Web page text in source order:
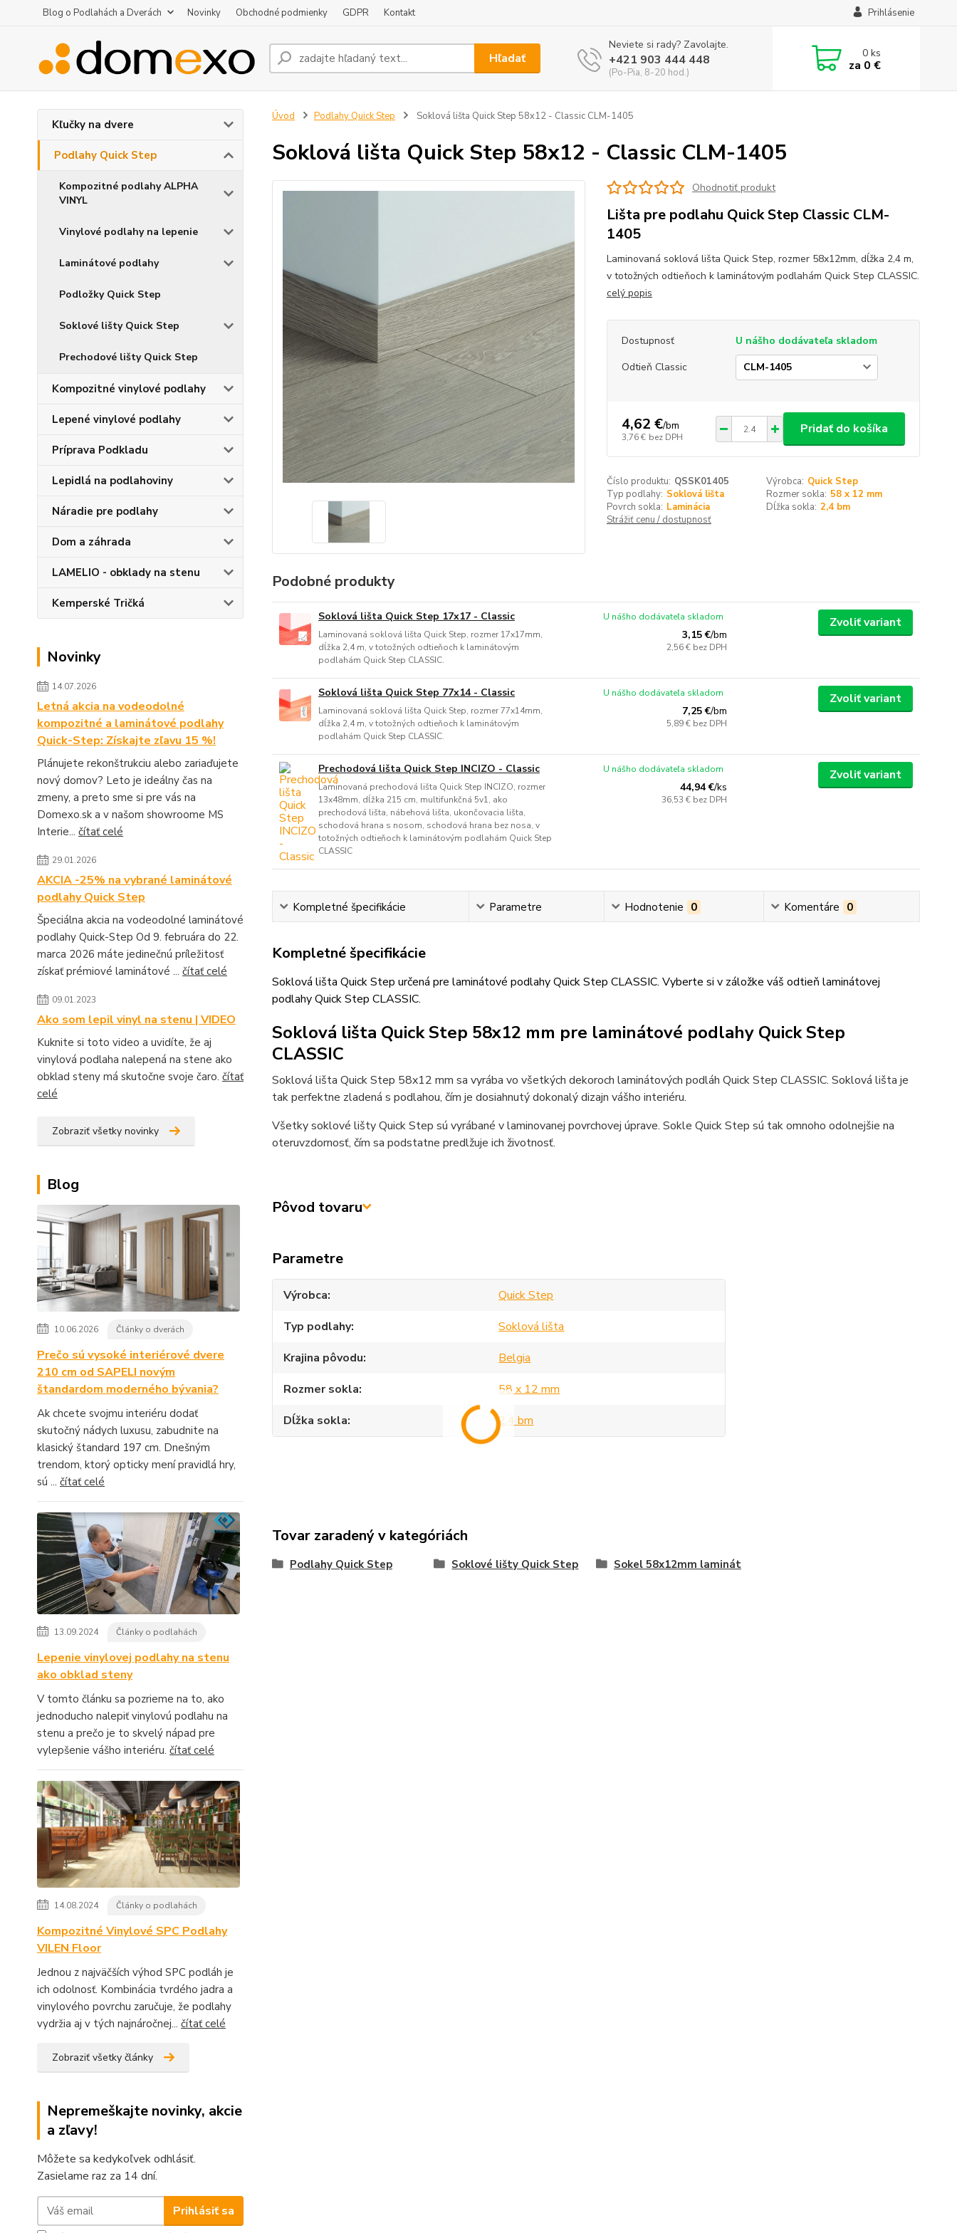
Blog o Podlahách a Dverách Novinky Obchodné podmienky GDPR Kontakt Prihlásenie
Hľadať
Neviete si rady? Zavolajte.
+421 903 444 448
(Po-Pia, 8-20 hod.)
0ks
za 0 €
Kľučky na dvere
Podlahy Quick Step
Kompozitné podlahy ALPHA
VINYL
Vinylové podlahy na lepenie
Laminátové podlahy
Podložky Quick Step
Soklové lišty Quick Step
Prechodové lišty Quick Step
Kompozitné vinylové podlahy
Lepené vinylové podlahy
Príprava Podkladu
Lepidlá na podlahoviny
Náradie pre podlahy
Dom a záhrada
LAMELIO - obklady na stenu
Kemperské Tričká
Novinky
14.07.2026
Letná akcia na vodeodolné
kompozitné a laminátové podlahy
Quick-Step: Získajte zľavu 15 %!
Plánujete rekonštrukciu alebo zariaďujete
nový domov? Leto je ideálny čas na
zmeny, a preto sme si pre vás na
Domexo.sk a v našom showroome MS
Interie... čítať celé
29.01.2026
AKCIA -25% na vybrané laminátové
podlahy Quick Step
Špeciálna akcia na vodeodolné laminátové
podlahy Quick-Step Od 9. februára do 22.
marca 2026 máte jedinečnú príležitosť
získať prémiové laminátové ... čítať celé
09.01.2023
Ako som lepil vinyl na stenu | VIDEO
Kuknite si toto video a uvidíte, že aj
vinylová podlaha nalepená na stene ako
obklad steny má skutočne svoje čaro. čítať
celé
Zobraziť všetky novinky
Blog
10.06.2026 Články o dverách
Prečo sú vysoké interiérové dvere
210 cm od SAPELI novým
štandardom moderného bývania?
Ak chcete svojmu interiéru dodať
skutočný nádych luxusu, zabudnite na
klasický štandard 197 cm. Dnešným
trendom, ktorý opticky mení pravidlá hry,
sú ... čítať celé
13.09.2024 Články o podlahách
Lepenie vinylovej podlahy na stenu
ako obklad steny
V tomto článku sa pozrieme na to, ako
jednoducho nalepiť vinylovú podlahu na
stenu a prečo je to skvelý nápad pre
vylepšenie vášho interiéru. čítať celé
14.08.2024 Články o podlahách
Kompozitné Vinylové SPC Podlahy
VILEN Floor
Jednou z najväčších výhod SPC podláh je
ich odolnosť. Kombinácia tvrdého jadra a
vinylového povrchu zaručuje, že podlahy
vydržia aj v tých najnáročnej... čítať celé
Zobraziť všetky články
Nepremeškajte novinky, akcie
a zľavy!
Môžete sa kedykoľvek odhlásiť.
Zasielame raz za 14 dní.
Prihlásiť sa
Úvod Podlahy Quick Step Soklová lišta Quick Step 58x12 - Classic CLM-1405
Soklová lišta Quick Step 58x12 - Classic CLM-1405
Ohodnotiť produkt
Lišta pre podlahu Quick Step Classic CLM-
1405
Laminovaná soklová lišta Quick Step, rozmer 58x12mm, dĺžka 2,4 m,
v totožných odtieňoch k laminátovým podlahám Quick Step CLASSIC.
celý popis
Dostupnosť
U nášho dodávateľa skladom
Odtieň Classic
4,62 €/bm
3,76 € bez DPH
Pridať do košíka
Číslo produktu: QSSK01405 Výrobca: Quick Step
Typ podlahy: Soklová lišta Rozmer sokla: 58 x 12 mm
Povrch sokla: Laminácia Dĺžka sokla: 2,4 bm
Strážiť cenu / dostupnosť
Podobné produkty
Soklová lišta Quick Step 17x17 - Classic
Laminovaná soklová lišta Quick Step, rozmer 17x17mm,
dĺžka 2,4 m, v totožných odtieňoch k laminátovým
podlahám Quick Step CLASSIC.
3,15 €/bm
2,56 € bez DPH
U nášho dodávateľa skladom Zvoliť variant
Soklová lišta Quick Step 77x14 - Classic
Laminovaná soklová lišta Quick Step, rozmer 77x14mm,
dĺžka 2,4 m, v totožných odtieňoch k laminátovým
podlahám Quick Step CLASSIC.
7,25 €/bm
5,89 € bez DPH
U nášho dodávateľa skladom Zvoliť variant
Prechodová lišta Quick Step INCIZO - Classic
Laminovaná prechodová lišta Quick Step INCIZO, rozmer
13x48mm, dĺžka 215 cm, multifunkčná 5v1, ako
prechodová lišta, nábehová lišta, ukončovacia lišta,
schodová hrana s nosom, schodová hrana bez nosa, v
totožných odtieňoch k laminátovým podlahám Quick Step
CLASSIC
44,94 €/ks
36,53 € bez DPH
U nášho dodávateľa skladom Zvoliť variant
Kompletné špecifikácie Parametre Hodnotenie 0 Komentáre 0
Kompletné špecifikácie
Soklová lišta Quick Step určená pre laminátové podlahy Quick Step CLASSIC. Vyberte si v záložke váš odtieň laminátovej
podlahy Quick Step CLASSIC.
Soklová lišta Quick Step 58x12 mm pre laminátové podlahy Quick Step
CLASSIC
Soklová lišta Quick Step 58x12 mm sa vyrába vo všetkých dekoroch laminátových podláh Quick Step CLASSIC. Soklová lišta je
tak perfektne zladená s podlahou, čím je dosiahnutý dokonalý dizajn vášho interiéru.
Všetky soklové lišty Quick Step sú vyrábané v laminovanej povrchovej úprave. Sokle Quick Step sú tak omnoho odolnejšie na
oteruvzdornosť, čím sa podstatne predlžuje ich životnosť.
Pôvod tovaru
Parametre
Výrobca
Quick Step
Typ podlahy
Soklová lišta
Krajina pôvodu
Belgia
Rozmer sokla
58 x 12 mm
Dĺžka sokla
2,4 bm
Tovar zaradený v kategóriách
Podlahy Quick Step Soklové lišty Quick Step Sokel 58x12mm laminát